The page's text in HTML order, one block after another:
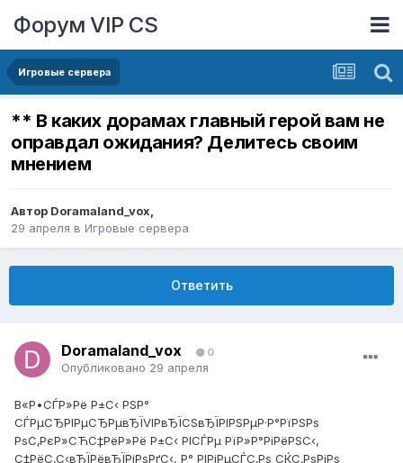
Форум VIP CS
Игровые сервера
** В каких дорамах главный герой вам не
оправдал ожидания? Делитесь своим
мнением
Автор Doramaland_vox,
29 апреля в Игровые сервера
Ответить
Doramaland_vox 0
Опубликовано 29 апреля
В«Р•СЃР»Рё Р±С‹ РЅР°
СЃРµСЂРІРµСЂРµвЂЇVIPвЂЇCSвЂЇРІРЅРµР·Р°РїРЅРѕ
РѕС‚РєР»СЋС‡РёР»Рё Р±С‹ РІСЃРµ РїР»Р°РіРёРЅС‹,
С‡РёС‚С‹вЂЇРёвЂЇРјРѕРґС‹, Р° РІРјРµСЃС‚Рѕ СЌС‚РѕРіРѕ